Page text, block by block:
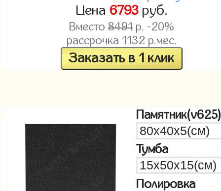
Цена 6793руб.
Вместо8491р. -20%
рассрочка 1132 р.мес.
Заказать в 1 клик
Памятник(v625)
Тумба
Полировка